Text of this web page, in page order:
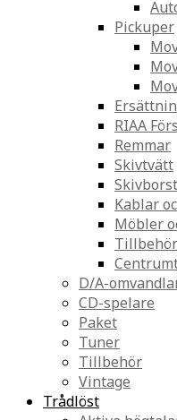
Pickuper
RIAA
Remmar
Skivtvätt
Kablar
Möbler
Tillbehör
D/A-
CD-spelare
Paket
Tuner
Tillbehör
Vintage
Trådlöst